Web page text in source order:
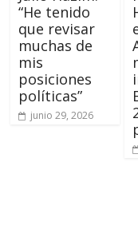
“He tenido
que revisar
muchas de
mis
posiciones
políticas”
junio 29, 2026